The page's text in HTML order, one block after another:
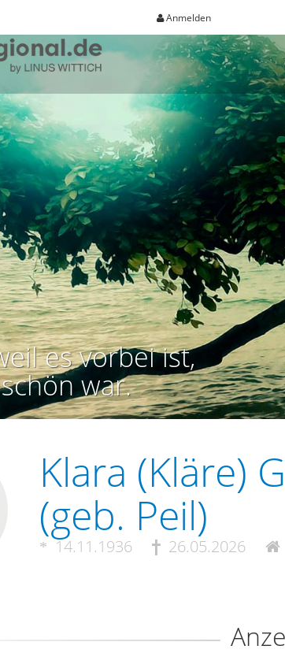
Anmelden
es vorbei ist,
war.
Klara (Kläre)
(geb. Peil)
14.11.1936 26.05.2026